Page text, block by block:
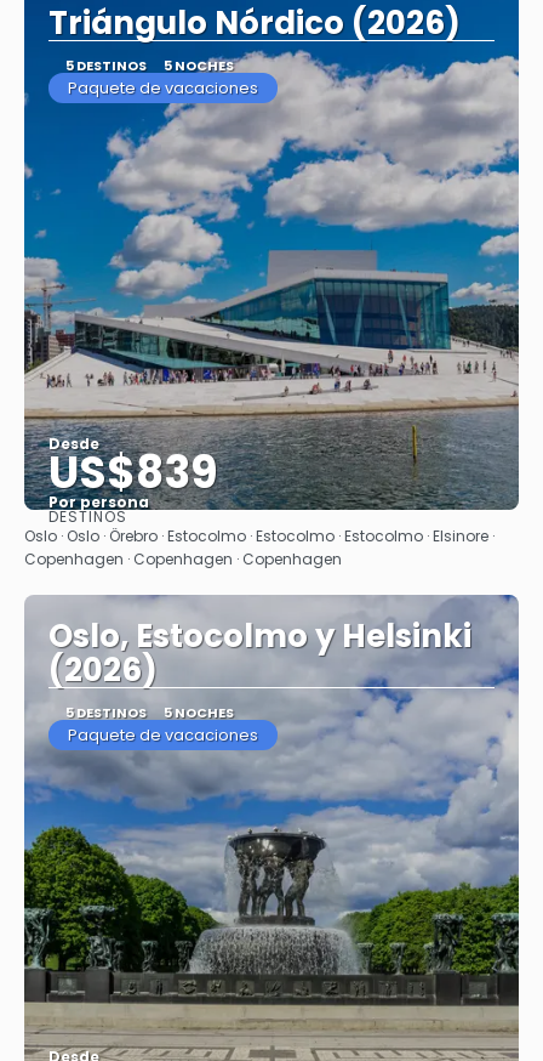
Triángulo Nórdico (2026)
5 DESTINOS 5 NOCHES
Paquete de vacaciones
Desde
US$839
Por persona
Ver
DESTINOS
Oslo · Oslo · Örebro · Estocolmo · Estocolmo · Estocolmo · Elsinore ·
Copenhagen · Copenhagen · Copenhagen
Oslo, Estocolmo y Helsinki
(2026)
5 DESTINOS 5 NOCHES
Paquete de vacaciones
Desde